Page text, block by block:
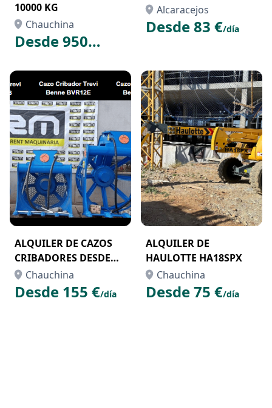
10000 KG
Chauchina
Desde 950
Alcaracejos
Desde 83 €/día
ALQUILER DE CAZOS
CRIBADORES DESDE
9TN A 30TN
Chauchina
Desde 155 €/día
ALQUILER DE
HAULOTTE HA18SPX
Chauchina
Desde 75 €/día